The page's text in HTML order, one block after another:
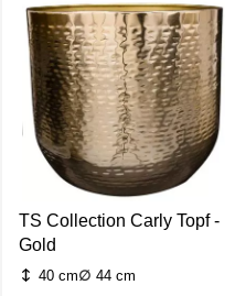
TS Collection Carly Topf -
Gold
40 cm 44 cm